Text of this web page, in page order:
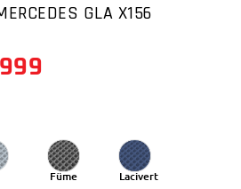
GLA X156
Füme Lacivert